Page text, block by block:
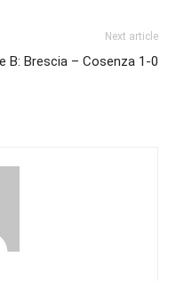
Next article
B: Brescia – Cosenza 1-0